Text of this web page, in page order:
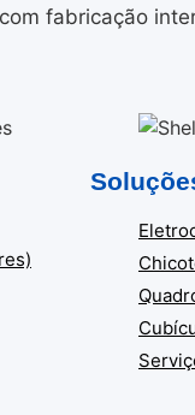
fabricação